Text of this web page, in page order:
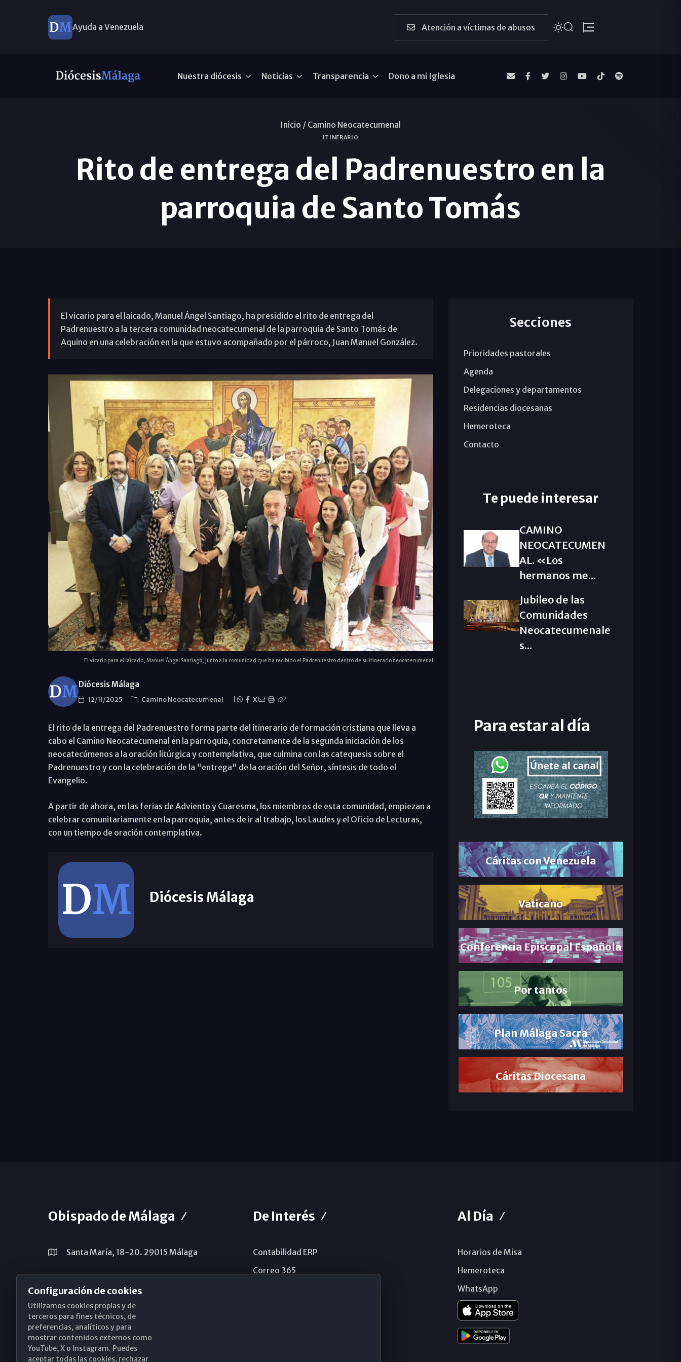
Ayuda a Venezuela Atención a víctimas de abusos
Nuestra diócesis Noticias Transparencia Dono a mi Iglesia
Inicio / Camino Neocatecumenal
ITINERARIO
Rito de entrega del Padrenuestro en la
parroquia de Santo Tomás
El vicario para el laicado, Manuel Ángel Santiago, ha presidido el rito de entrega del
Padrenuestro a la tercera comunidad neocatecumenal de la parroquia de Santo Tomás de
Aquino en una celebración en la que estuvo acompañado por el párroco, Juan Manuel González.
El vicario para el laicado, Manuel Ángel Santiago, junto a la comunidad que ha recibido el Padrenuestro dentro de su itinerario neocatecumenal
Diócesis Málaga
12/11/2025 Camino Neocatecumenal X
El rito de la entrega del Padrenuestro forma parte del itinerario de formación cristiana que lleva a
cabo el Camino Neocatecumenal en la parroquia, concretamente de la segunda iniciación de los
neocatecúmenos a la oración litúrgica y contemplativa, que culmina con las catequesis sobre el
Padrenuestro y con la celebración de la "entrega" de la oración del Señor, síntesis de todo el
Evangelio.
A partir de ahora, en las ferias de Adviento y Cuaresma, los miembros de esta comunidad, empiezan a
celebrar comunitariamente en la parroquia, antes de ir al trabajo, los Laudes y el Oficio de Lecturas,
con un tiempo de oración contemplativa.
Diócesis Málaga
Secciones
Prioridades pastorales
Agenda
Delegaciones y departamentos
Residencias diocesanas
Hemeroteca
Contacto
Te puede interesar
CAMINO
NEOCATECUMEN
AL. «Los
hermanos me...
Jubileo de las
Comunidades
Neocatecumenale
s...
Para estar al día
Cáritas con Venezuela
Vaticano
Conferencia Episcopal Española
Por tantos
Plan Málaga Sacra
Cáritas Diocesana
Obispado de Málaga
Santa María, 18-20. 29015 Málaga
(+34) 952 224 386
obispado@diocesismalaga.es
De Interés
Contabilidad ERP
Correo 365
Al Día
Horarios de Misa
Hemeroteca
WhatsApp
Configuración de cookies
Utilizamos cookies propias y de
terceros para fines técnicos, de
preferencias, analíticos y para
mostrar contenidos externos como
YouTube, X o Instagram. Puedes
aceptar todas las cookies, rechazar